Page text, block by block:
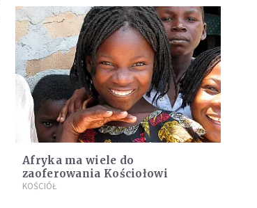
Afryka ma wiele do
zaoferowania Kościołowi
KOŚCIÓŁ